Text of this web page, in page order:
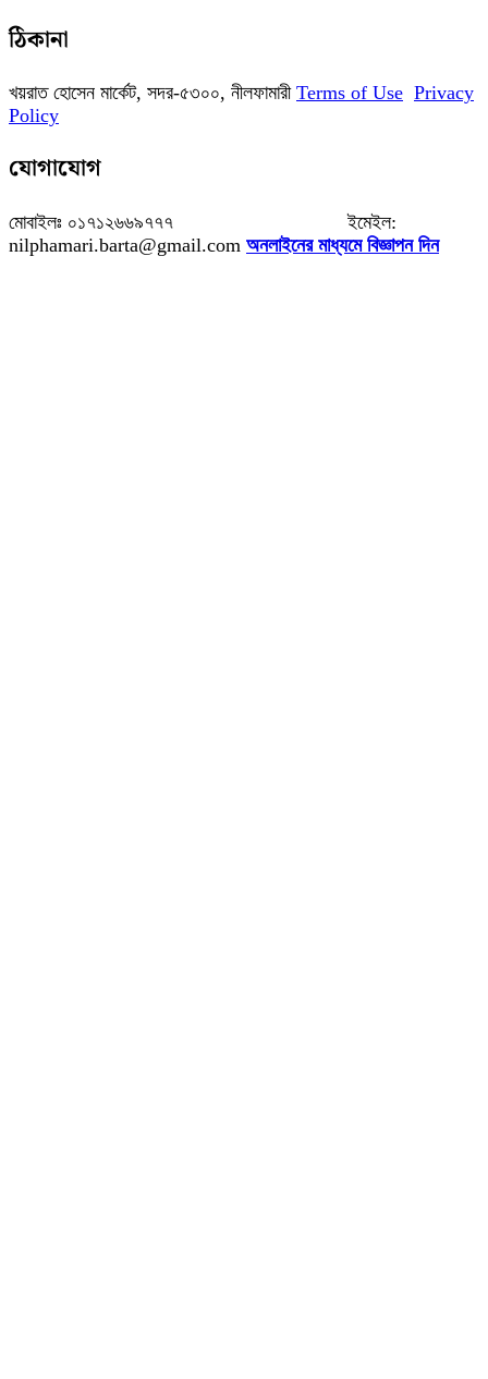
ঠিকানা
খয়রাত হোসেন মার্কেট, সদর-৫৩০০, নীলফামারী Terms of Use Privacy
Policy
যোগাযোগ
মোবাইলঃ ০১৭১২৬৬৯৭৭৭ ইমেইল:
nilphamari.barta@gmail.com অনলাইনের মাধ্যমে বিজ্ঞাপন দিন